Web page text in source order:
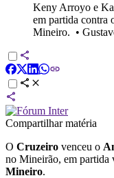
Keny Arroyo e
em partida contra
Mineiro. •
Compartilhar matéria
O Cruzeiro venceu o
no Mineirão, em partida
Mineiro.